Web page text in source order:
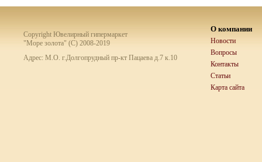
Copyright Ювелирный гипермаркет
"Море золота" (C) 2008-2019
Адрес: М.О. г.Долгопрудный пр-кт Пацаева д.7 к.10
О компании
Новости
Вопросы
Контакты
Статьи
Карта сайта